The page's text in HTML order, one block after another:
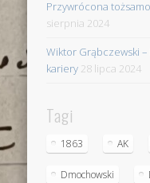
Przywrócona
sierpnia 2024
Wiktor Grąbczewski
kariery 28 lipca 2024
Tagi
1863 AK
Dmochowski